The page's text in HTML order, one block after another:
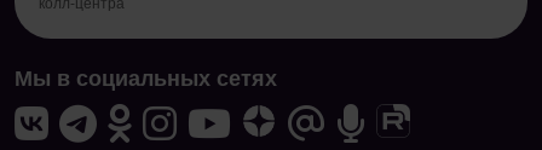
колл-центра
Мы в социальных сетях